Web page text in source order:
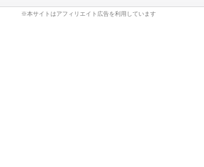
※本サイトはアフィリエイト広告を利用しています